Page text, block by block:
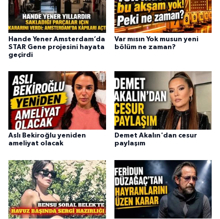
Hande Yener Amsterdam’da
STAR Gene projesini hayata
geçirdi
Var mısın Yok musun yeni
bölüm ne zaman?
Aslı Bekiroğlu yeniden
ameliyat olacak
Demet Akalın'dan cesur
paylaşım